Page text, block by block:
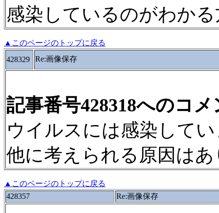
感染しているのがわか
▲このページのトップに戻る
428329
Re:画像保存
記事番号428318へのコメ
ウイルスには感染して
他に考えられる原因は
▲このページのトップに戻る
428357
Re:画像保存